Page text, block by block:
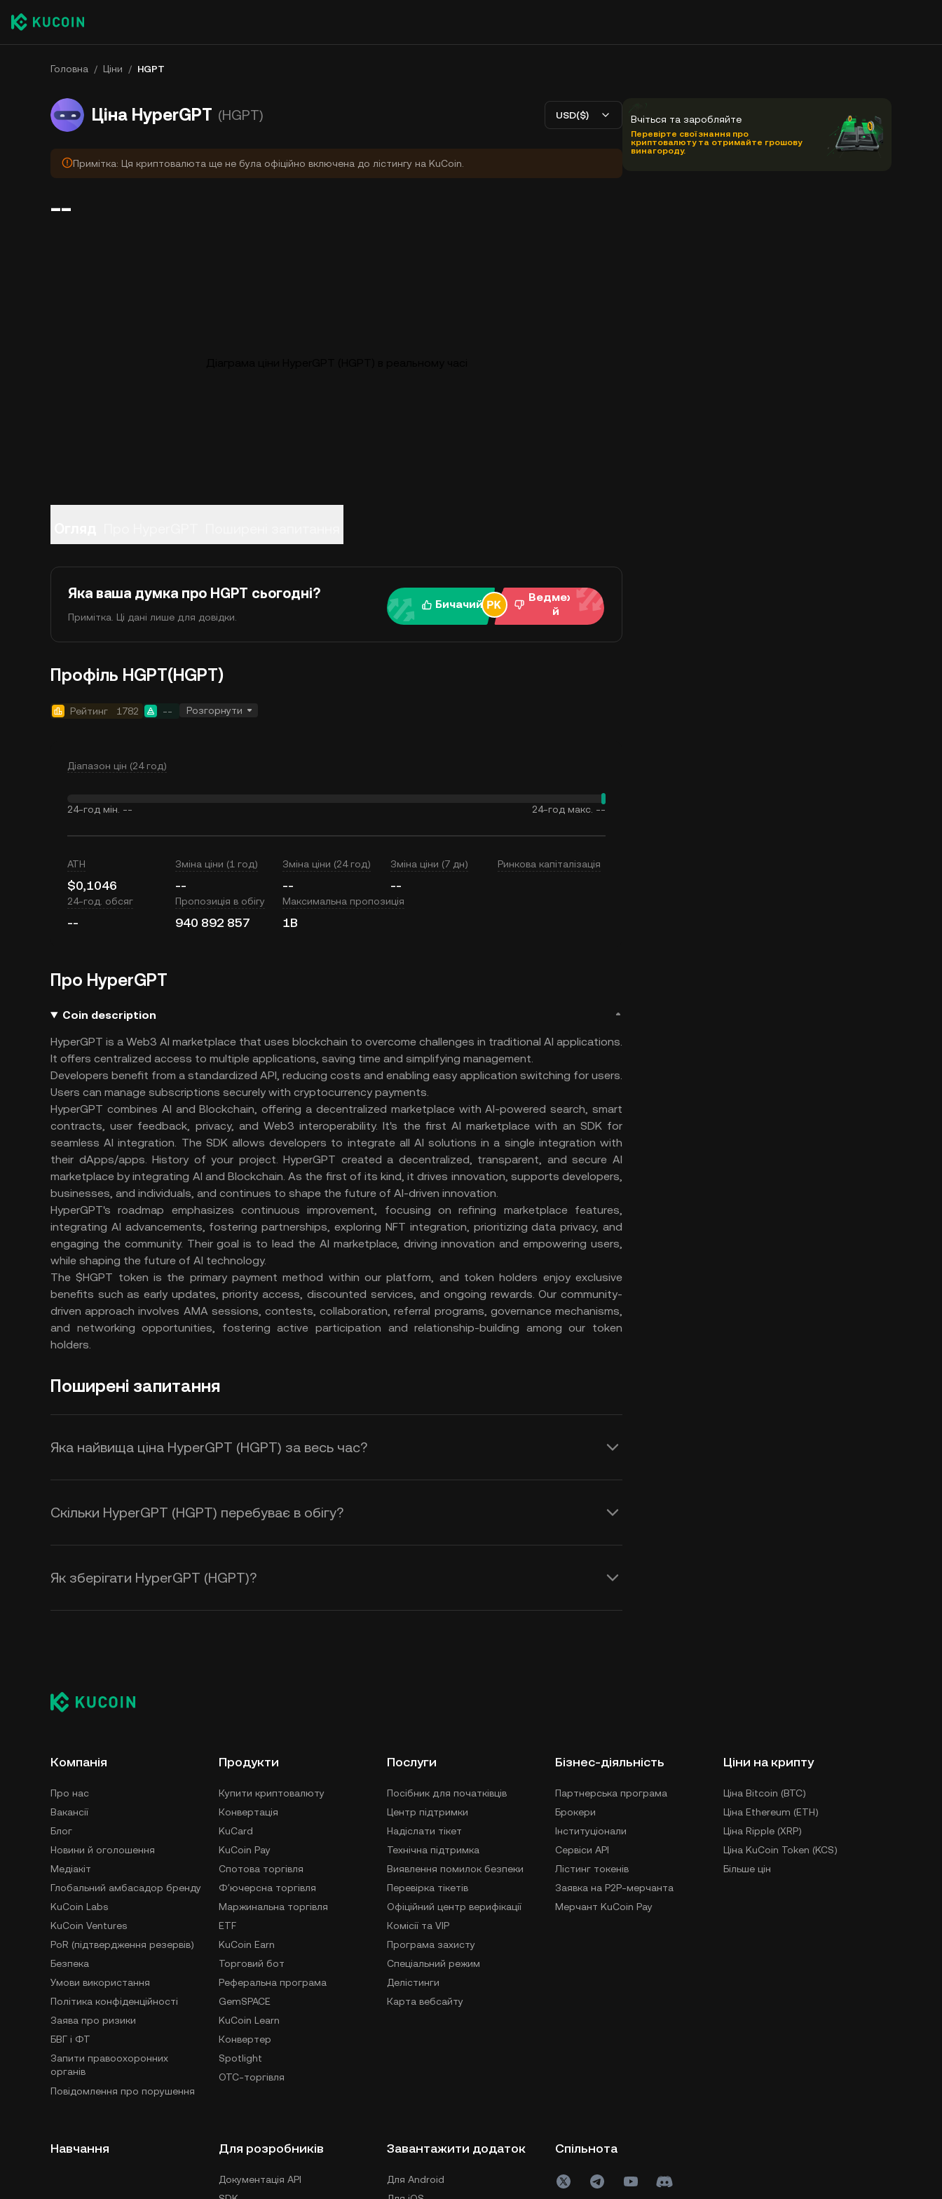
Головна / Ціни / HGPT
Ціна HyperGPT (HGPT) USD($)
Примітка: Ця криптовалюта ще не була офіційно включена до лістингу на KuCoin.
--
Яка ваша думка про HGPT сьогодні?
Примітка. Ці дані лише для довідки.
Бичачий
Ведмежи
й
Профіль HGPT(HGPT)
Рейтинг 1782 -- Розгорнути
Діапазон цін (24 год)
24-год мін. -- 24-год макс. --
ATH
$0,1046
Зміна ціни (1 год)
--
Зміна ціни (24 год)
--
Зміна ціни (7 дн)
--
Ринкова капіталізація
24-год. обсяг
--
Пропозиція в обігу
940 892 857
Максимальна пропозиція
1B
Про HyperGPT
Coin description
HyperGPT is a Web3 AI marketplace that uses blockchain to overcome challenges in traditional AI applications.
It offers centralized access to multiple applications, saving time and simplifying management.
Developers benefit from a standardized API, reducing costs and enabling easy application switching for users.
Users can manage subscriptions securely with cryptocurrency payments.
HyperGPT combines AI and Blockchain, offering a decentralized marketplace with AI-powered search, smart
contracts, user feedback, privacy, and Web3 interoperability. It's the first AI marketplace with an SDK for
seamless AI integration. The SDK allows developers to integrate all AI solutions in a single integration with
their dApps/apps. History of your project. HyperGPT created a decentralized, transparent, and secure AI
marketplace by integrating AI and Blockchain. As the first of its kind, it drives innovation, supports developers,
businesses, and individuals, and continues to shape the future of AI-driven innovation.
HyperGPT's roadmap emphasizes continuous improvement, focusing on refining marketplace features,
integrating AI advancements, fostering partnerships, exploring NFT integration, prioritizing data privacy, and
engaging the community. Their goal is to lead the AI marketplace, driving innovation and empowering users,
while shaping the future of AI technology.
The $HGPT token is the primary payment method within our platform, and token holders enjoy exclusive
benefits such as early updates, priority access, discounted services, and ongoing rewards. Our community-
driven approach involves AMA sessions, contests, collaboration, referral programs, governance mechanisms,
and networking opportunities, fostering active participation and relationship-building among our token
holders.
Поширені запитання
Яка найвища ціна HyperGPT (HGPT) за весь час?
Скільки HyperGPT (HGPT) перебуває в обігу?
Як зберігати HyperGPT (HGPT)?
Вчіться та заробляйте
Перевірте свої знання про
криптовалюту та отримайте грошову
винагороду.
Компанія
Про нас
Вакансії
Блог
Новини й оголошення
Медіакіт
Глобальний амбасадор бренду
KuCoin Labs
KuCoin Ventures
PoR (підтвердження резервів)
Безпека
Умови використання
Політика конфіденційності
Заява про ризики
БВГ і ФТ
Запити правоохоронних
органів
Повідомлення про порушення
Продукти
Купити криптовалюту
Конвертація
KuCard
KuCoin Pay
Спотова торгівля
Фʼючерсна торгівля
Маржинальна торгівля
ETF
KuCoin Earn
Торговий бот
Реферальна програма
GemSPACE
KuCoin Learn
Конвертер
Spotlight
OTC-торгівля
Послуги
Посібник для початківців
Центр підтримки
Надіслати тікет
Технічна підтримка
Виявлення помилок безпеки
Перевірка тікетів
Офіційний центр верифікації
Комісії та VIP
Програма захисту
Спеціальний режим
Делістинги
Карта вебсайту
Бізнес-діяльність
Партнерська програма
Брокери
Інституціонали
Сервіси API
Лістинг токенів
Заявка на P2P-мерчанта
Мерчант KuCoin Pay
Ціни на крипту
Ціна Bitcoin (BTC)
Ціна Ethereum (ETH)
Ціна Ripple (XRP)
Ціна KuCoin Token (KCS)
Більше цін
Навчання Для розробників
Документація API
Завантажити додаток
Для Android
Спільнота